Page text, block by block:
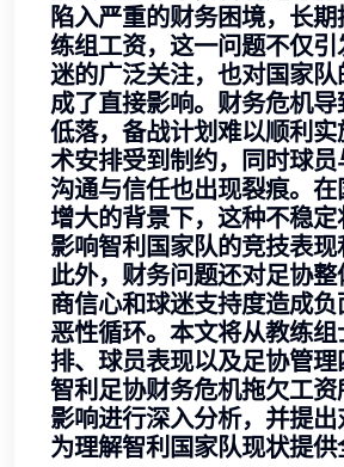
陷入严重的财务困境，长
练组工资，这一问题不仅
迷的广泛关注，也对国家
成了直接影响。财务危机
低落，备战计划难以顺利
术安排受到制约，同时球
沟通与信任也出现裂痕。
增大的背景下，这种不稳
影响智利国家队的竞技表现
此外，财务问题还对足协
商信心和球迷支持度造成
恶性循环。本文将从教练
排、球员表现以及足协管
智利足协财务危机拖欠工
影响进行深入分析，并提出
为理解智利国家队现状提供